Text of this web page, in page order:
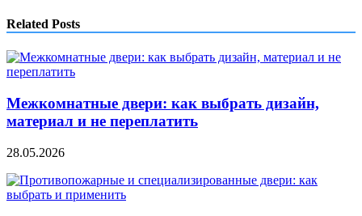
Related Posts
Межкомнатные двери: как выбрать дизайн,
материал и не переплатить
28.05.2026